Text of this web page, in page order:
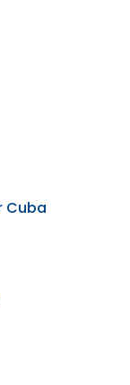
Cuba